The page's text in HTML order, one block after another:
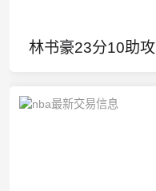
林书豪23分10助攻